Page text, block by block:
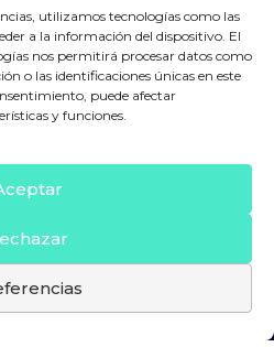
utilizamos tecnologías como las
a la información del dispositivo. El
nos permitirá procesar datos como
o las identificaciones únicas en este
puede afectar
y funciones.